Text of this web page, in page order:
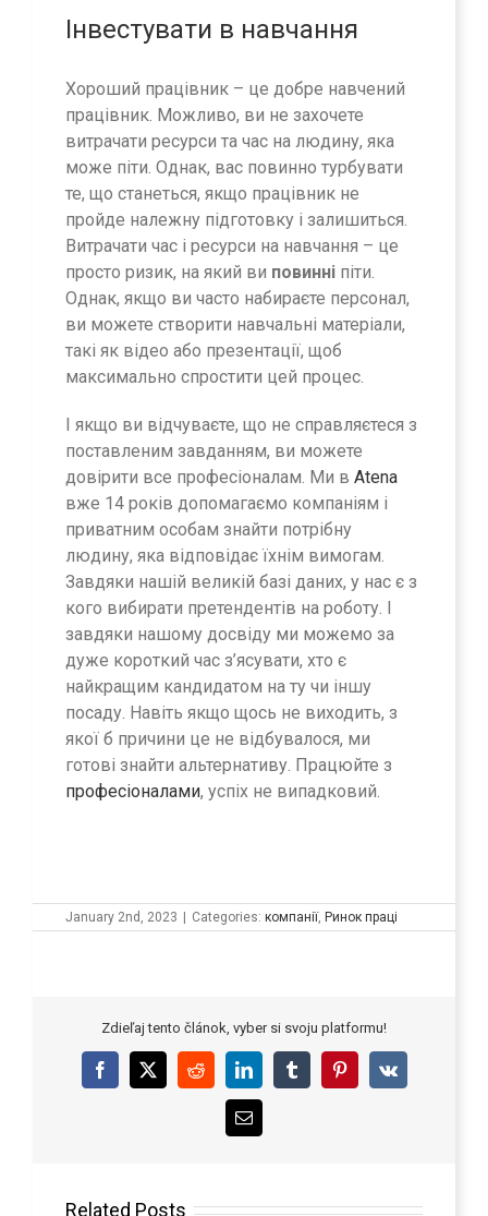
Інвестувати в навчання
Хороший працівник – це добре навчений
працівник. Можливо, ви не захочете
витрачати ресурси та час на людину, яка
може піти. Однак, вас повинно турбувати
те, що станеться, якщо працівник не
пройде належну підготовку і залишиться.
Витрачати час і ресурси на навчання – це
просто ризик, на який ви повинні піти.
Однак, якщо ви часто набираєте персонал,
ви можете створити навчальні матеріали,
такі як відео або презентації, щоб
максимально спростити цей процес.
І якщо ви відчуваєте, що не справляєтеся з
поставленим завданням, ви можете
довірити все професіоналам. Ми в Atena
вже 14 років допомагаємо компаніям і
приватним особам знайти потрібну
людину, яка відповідає їхнім вимогам.
Завдяки нашій великій базі даних, у нас є з
кого вибирати претендентів на роботу. І
завдяки нашому досвіду ми можемо за
дуже короткий час з’ясувати, хто є
найкращим кандидатом на ту чи іншу
посаду. Навіть якщо щось не виходить, з
якої б причини це не відбувалося, ми
готові знайти альтернативу. Працюйте з
професіоналами, успіх не випадковий.
January 2nd, 2023 Categories: компанії, Ринок праці
Zdieľaj tento článok, vyber si svoju platformu!
Facebook
X RedditLinkedInTumblrPinterest
Vk
Email
Related Posts